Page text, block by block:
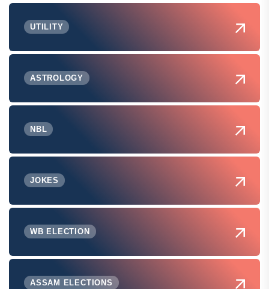
UTILITY
ASTROLOGY
NBL
JOKES
WB ELECTION
ASSAM ELECTIONS